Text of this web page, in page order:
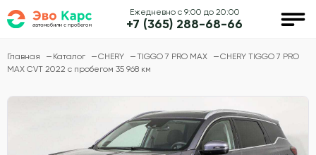
Ежедневно с 9:00 до 20:00
+7 (365) 288-68-66
Главная Каталог CHERY TIGGO 7 PRO MAX
CHERY TIGGO 7 PRO
MAX CVT 2022 с пробегом 35 968 км